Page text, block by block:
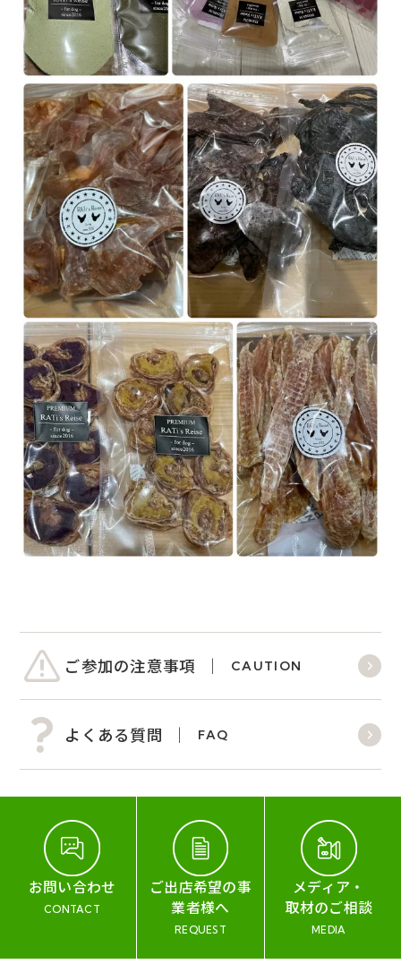
ご参加の注意事項 CAUTION
よくある質問 FAQ
お問い合わせ
CONTACT
ご出店希望の事
業者様へ
REQUEST
メディア・
取材のご相談
MEDIA